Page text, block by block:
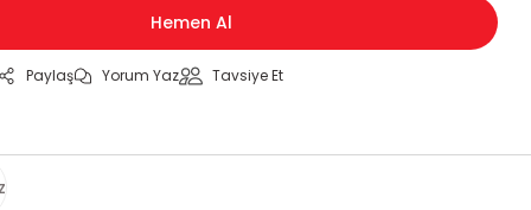
Hemen Al
Paylaş Yorum Yaz Tavsiye Et